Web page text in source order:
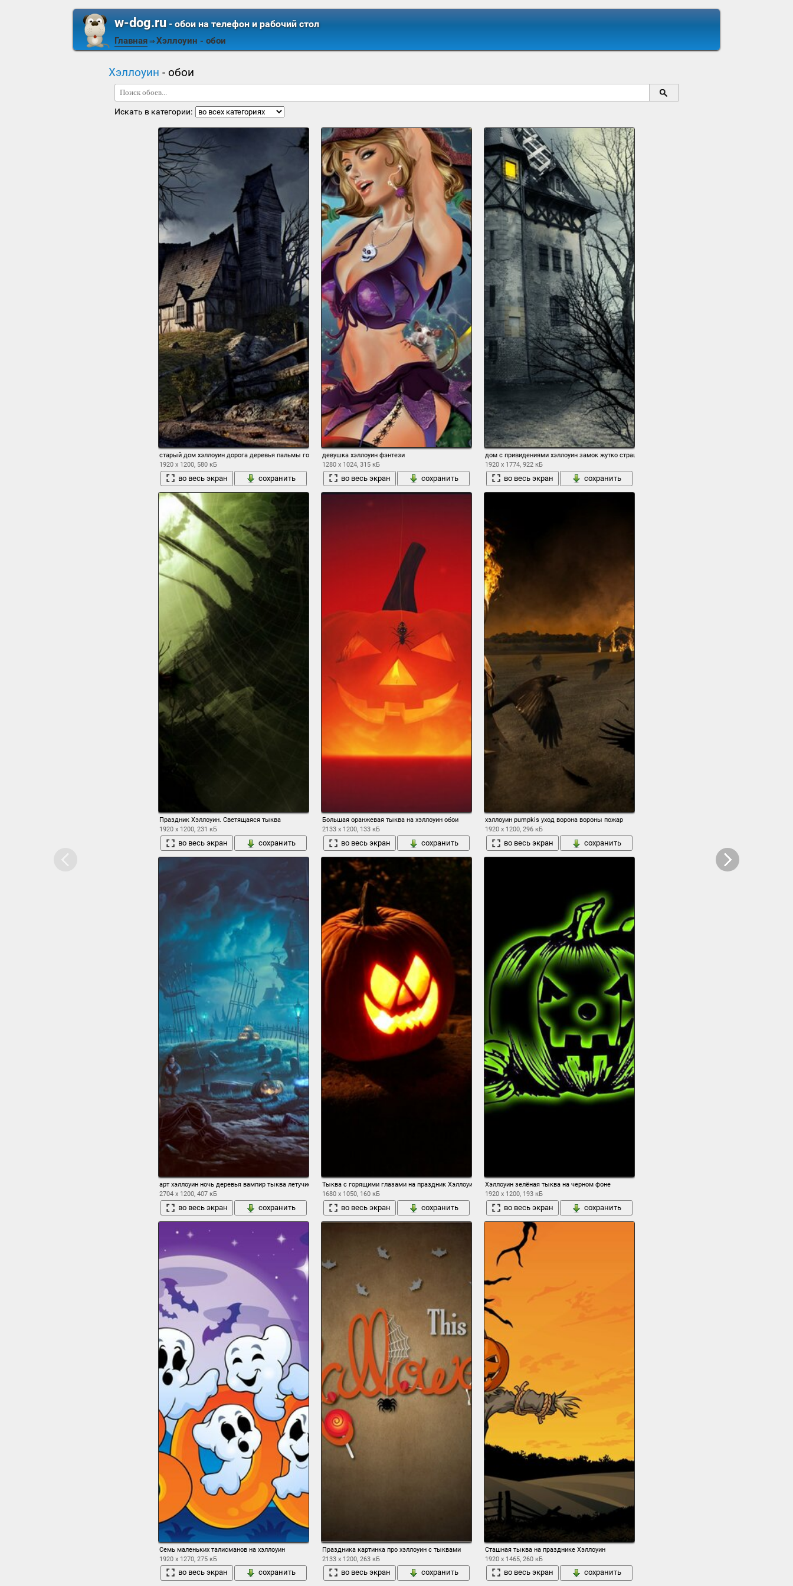
w-dog.ru- обои на телефон и рабочий стол
Главная ⇒ Хэллоуин - обои
Хэллоуин - обои
Искать в категории:
старый дом хэллоуин дорога деревья пальмы горы забор
1920 x 1200, 580 кБ
во весь экран сохранить
девушка хэллоуин фэнтези
1280 x 1024, 315 кБ
во весь экран сохранить
дом с привидениями хэллоуин замок жутко страшно деревья полный луна небо облака ночь
1920 x 1774, 922 кБ
во весь экран сохранить
Праздник Хэллоуин. Светящаяся тыква
1920 x 1200, 231 кБ
во весь экран сохранить
Большая оранжевая тыква на хэллоуин обои
2133 x 1200, 133 кБ
во весь экран сохранить
хэллоуин pumpkis уход ворона вороны пожар
1920 x 1200, 296 кБ
во весь экран сохранить
арт хэллоуин ночь деревья вампир тыква летучие мыши дерево замок дом мрачно фонари луна могилы
2704 x 1200, 407 кБ
во весь экран сохранить
Тыква с горящими глазами на праздник Хэллоуин
1680 x 1050, 160 кБ
во весь экран сохранить
Хэллоуин зелёная тыква на черном фоне
1920 x 1200, 193 кБ
во весь экран сохранить
Семь маленьких талисманов на хэллоуин
1920 x 1270, 275 кБ
во весь экран сохранить
Праздника картинка про хэллоуин с тыквами
2133 x 1200, 263 кБ
во весь экран сохранить
Сташная тыква на празднике Хэллоуин
1920 x 1465, 260 кБ
во весь экран сохранить